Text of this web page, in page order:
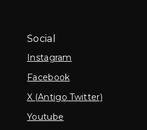
Social
Instagram
Facebook
X (Antigo Twitter)
Youtube